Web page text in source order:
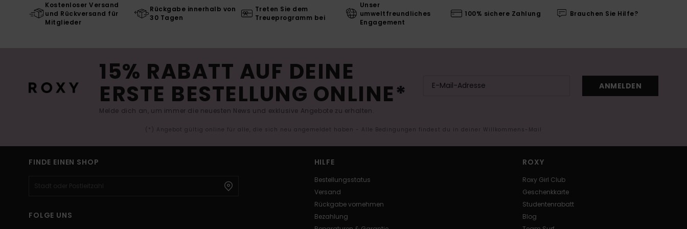
Kostenloser Versand
und Rückversand für
Mitglieder
Rückgabe innerhalb von
30 Tagen
Treten Sie dem
Treueprogramm bei
Unser
umweltfreundliches
Engagement
100% sichere Zahlung Brauchen Sie Hilfe?
15% RABATT AUF DEINE
ERSTE BESTELLUNG ONLINE*
Melde dich an, um immer die neuesten News und exklusive Angebote zu erhalten.
ANMELDEN
(*) Angebot gültig online für alle, die sich neu angemeldet haben - Alle Bedingungen findest du in deiner Willkommens-Mail
FINDE EINEN SHOP
FOLGE UNS
HILFE
Bestellungsstatus
Versand
Rückgabe vornehmen
Bezahlung
ROXY
Roxy Girl Club
Geschenkkarte
Studentenrabatt
Blog